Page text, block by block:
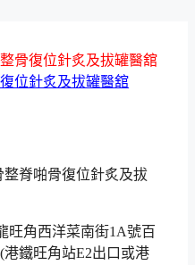
骨復位針炙及拔罐醫舘
位針炙及拔罐醫舘
旺角西洋菜南街1A號百
港鐵旺角站E2出口或港